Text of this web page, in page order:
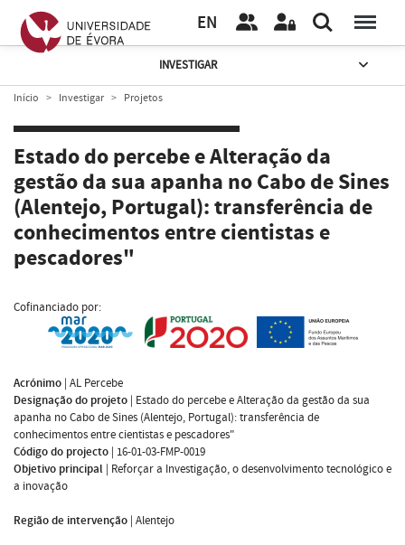
EN
INVESTIGAR
Início Investigar Projetos
Estado do percebe e Alteração da
gestão da sua apanha no Cabo de Sines
(Alentejo, Portugal): transferência de
conhecimentos entre cientistas e
pescadores"
Cofinanciado por:
Acrónimo | AL Percebe
Designação do projeto | Estado do percebe e Alteração da gestão da sua
apanha no Cabo de Sines (Alentejo, Portugal): transferência de
conhecimentos entre cientistas e pescadores"
Código do projecto | 16-01-03-FMP-0019
Objetivo principal | Reforçar a Investigação, o desenvolvimento tecnológico e
a inovação
Região de intervenção | Alentejo